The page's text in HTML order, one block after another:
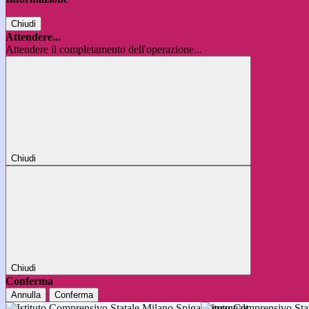
Chiudi
Attendere...
Attendere il completamento dell'operazione...
Chiudi
Chiudi
Conferma
Annulla Conferma